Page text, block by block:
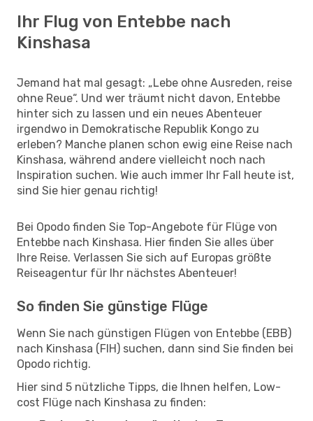
Ihr Flug von Entebbe nach
Kinshasa
Jemand hat mal gesagt: „Lebe ohne Ausreden, reise
ohne Reue“. Und wer träumt nicht davon, Entebbe
hinter sich zu lassen und ein neues Abenteuer
irgendwo in Demokratische Republik Kongo zu
erleben? Manche planen schon ewig eine Reise nach
Kinshasa, während andere vielleicht noch nach
Inspiration suchen. Wie auch immer Ihr Fall heute ist,
sind Sie hier genau richtig!
Bei Opodo finden Sie Top-Angebote für Flüge von
Entebbe nach Kinshasa. Hier finden Sie alles über
Ihre Reise. Verlassen Sie sich auf Europas größte
Reiseagentur für Ihr nächstes Abenteuer!
So finden Sie günstige Flüge
Wenn Sie nach günstigen Flügen von Entebbe (EBB)
nach Kinshasa (FIH) suchen, dann sind Sie finden bei
Opodo richtig.
Hier sind 5 nützliche Tipps, die Ihnen helfen, Low-
cost Flüge nach Kinshasa zu finden: